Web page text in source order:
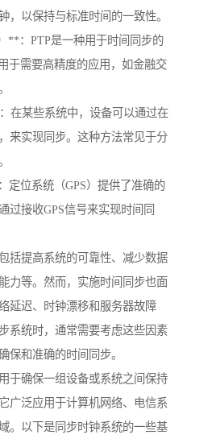
，以保持与标准时间的一致性。
**：PTP是一种用于时间同步的
于需要高精度的应用，如金融交
在某些系统中，设备可以通过在
来实现同步。这种方法常见于分
定位系统（GPS）提供了准确的
过接收GPS信号来实现时间同
括提高系统的可靠性、减少数据
力等。然而，实施时间同步也面
延迟、时钟漂移和服务器故障
系统时，通常需要考虑这些因素
保和准确的时间同步。
于确保一组设备或系统之间保持
广泛应用于计算机网络、电信系
。以下是同步时钟系统的一些基